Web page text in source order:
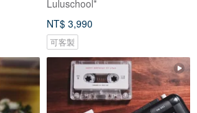
Luluschool*
NT$ 3,990
可客製